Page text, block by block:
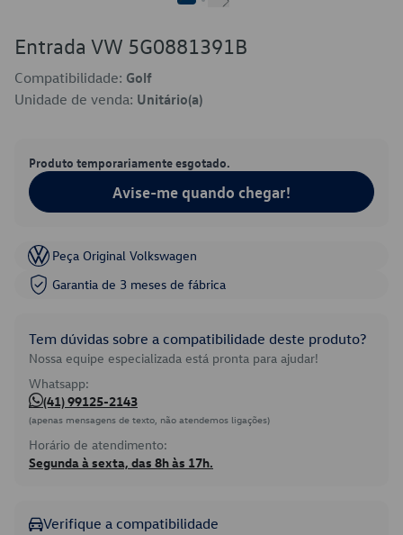
Entrada VW 5G0881391B
Compatibilidade: Golf
Unidade de venda: Unitário(a)
Produto temporariamente esgotado.
Avise-me quando chegar!
Peça Original Volkswagen
Garantia de 3 meses de fábrica
Tem dúvidas sobre a compatibilidade deste produto?
Nossa equipe especializada está pronta para ajudar!
Whatsapp:
(41) 99125-2143
(apenas mensagens de texto, não atendemos ligações)
Horário de atendimento:
Segunda à sexta, das 8h às 17h.
Verifique a compatibilidade